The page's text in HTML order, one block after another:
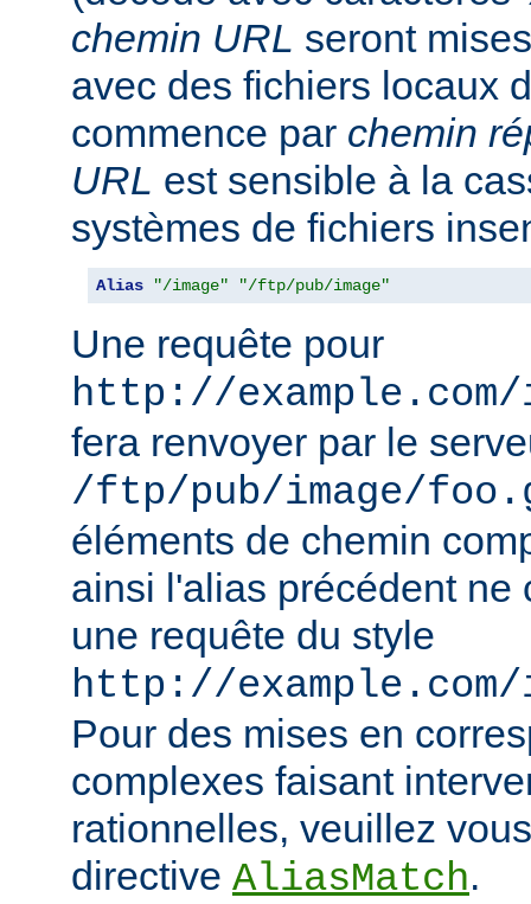
chemin URL seront
avec des fichiers locaux
commence par chemin
URL est sensible à la
systèmes de fichiers
Alias "/image" "/ftp/pub/image"
Une requête pour
http://
fera renvoyer par le
/ftp/pub/image/
éléments de chemin
ainsi l'alias précédent ne
une requête du style
http://
Pour des mises en
complexes faisant
rationnelles, veuillez
directive AliasMatch.